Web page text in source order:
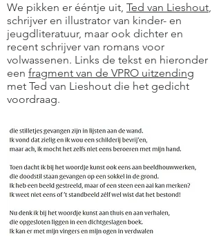
We pikken er ééntje uit, Ted van Lieshout,
schrijver en illustrator van kinder- en
jeugdliteratuur, maar ook dichter en
recent schrijver van romans voor
volwassenen. Links de tekst en hieronder
een fragment van de VPRO uitzending
met Ted van Lieshout die het gedicht
voordraag.